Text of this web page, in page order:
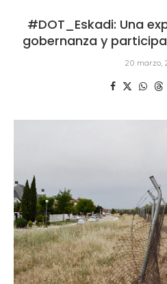
#DOT_Eskadi: Una
gobernanza y
20 marzo,